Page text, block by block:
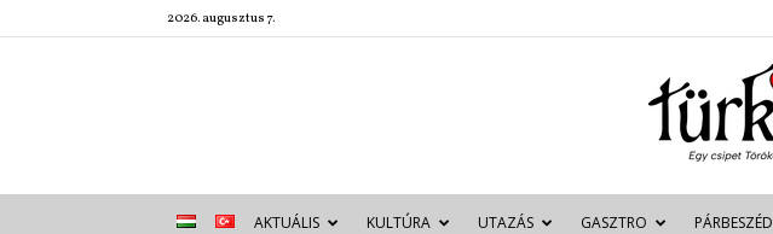
2026. augusztus 7.
AKTUÁLIS KULTÚRA UTAZÁS GASZTRO PÁRBESZÉD